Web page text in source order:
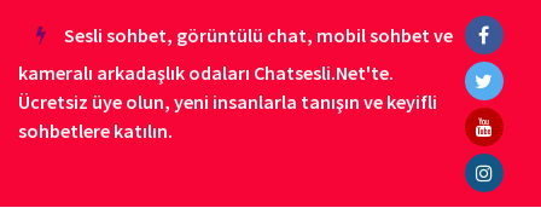
Sesli sohbet, görüntülü chat, mobil sohbet ve
kameralı arkadaşlık odaları Chatsesli.Net'te.
Ücretsiz üye olun, yeni insanlarla tanışın ve keyifli
sohbetlere katılın.